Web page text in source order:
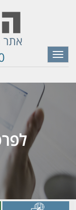
אתר
Toggle
navigation